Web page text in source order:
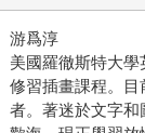
游爲淳
美國羅徹斯特大
修習插畫課程。
者。著迷於文字